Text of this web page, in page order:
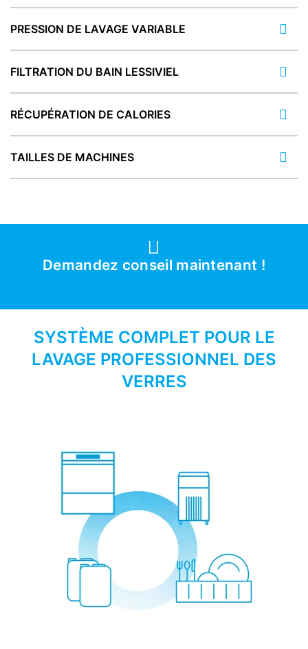
PRESSION DE LAVAGE VARIABLE
FILTRATION DU BAIN LESSIVIEL
RÉCUPÉRATION DE CALORIES
TAILLES DE MACHINES
Demandez conseil maintenant !
SYSTÈME COMPLET POUR LE
LAVAGE PROFESSIONNEL DES
VERRES